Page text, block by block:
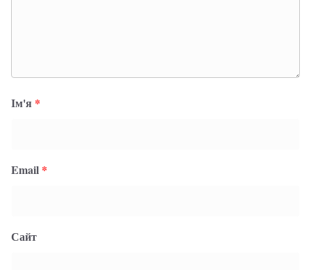
Ім'я *
Email *
Сайт